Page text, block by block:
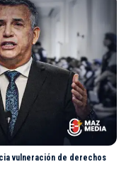
vulneración de derechos